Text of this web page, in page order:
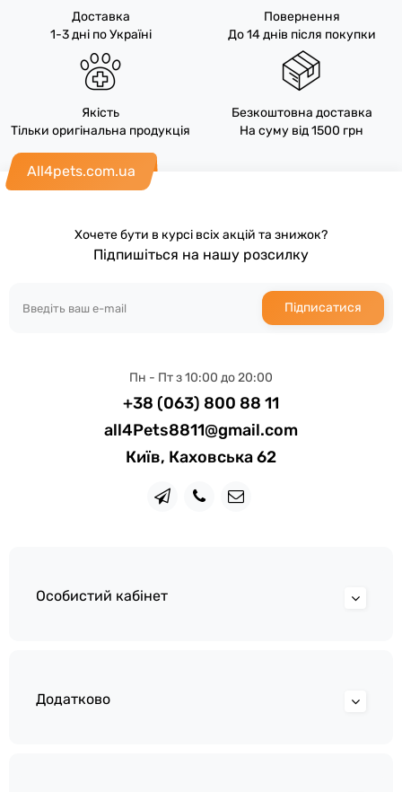
Доставка
1-3 дні по Україні
Повернення
До 14 днів після покупки
Якість
Тільки оригінальна продукція
Безкоштовна доставка
На суму від 1500 грн
All4pets.com.ua
Хочете бути в курсі всіх акцій та знижок?
Підпишіться на нашу розсилку
Підписатися
Пн - Пт з 10:00 до 20:00
+38 (063) 800 88 11
all4Pets8811@gmail.com
Київ, Каховська 62
Особистий кабінет
Додатково